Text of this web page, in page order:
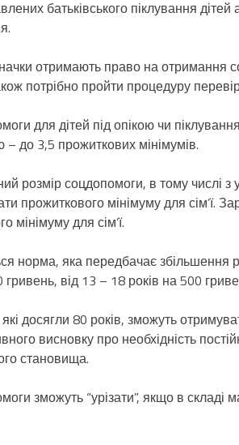
батьківського піклування
отримають право на отримання
потрібно пройти процедуру
для дітей під опікою чи
– до 3,5 прожиткових мінімумів.
розмір соцдопомоги, в тому числі
прожиткового мінімуму для сім’ї.
мінімуму для сім’ї.
норма, яка передбачає збільшення
гривень, від 13 – 18 років на 500
досягли 80 років, зможуть
висновку про необхідність
становища.
зможуть “урізати”, якщо в складі